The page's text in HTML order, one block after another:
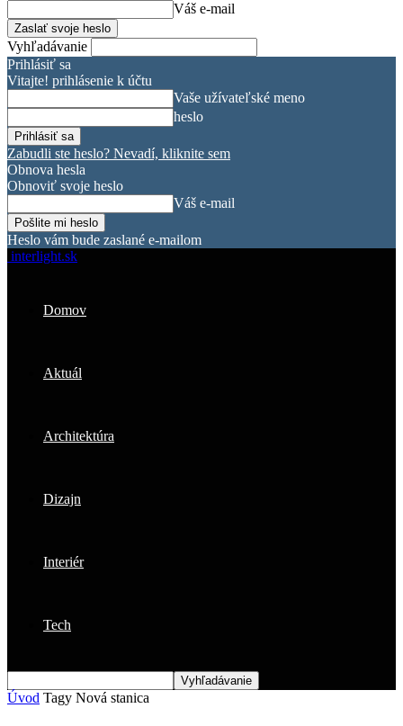
Váš e-mail
Vyhľadávanie
Prihlásiť sa
Vitajte! prihlásenie k účtu
Vaše užívateľské meno
heslo
Zabudli ste heslo? Nevadí, kliknite sem
Obnova hesla
Obnoviť svoje heslo
Váš e-mail
Heslo vám bude zaslané e-mailom
interlight.sk
Domov
Aktuál
Architektúra
Dizajn
Interiér
Tech
Úvod Tagy Nová stanica